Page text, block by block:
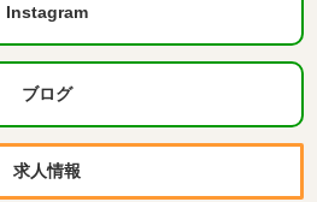
Instagram
ブログ
求人情報